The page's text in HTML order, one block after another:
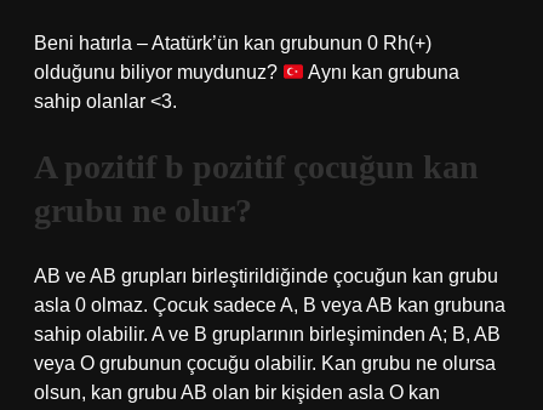
Beni hatırla – Atatürk’ün kan grubunun 0 Rh(+)
olduğunu biliyor muydunuz?
Aynı kan grubuna
sahip olanlar <3.
A pozitif b pozitif çocuğun kan
grubu ne olur?
AB ve AB grupları birleştirildiğinde çocuğun kan grubu
asla 0 olmaz. Çocuk sadece A, B veya AB kan grubuna
sahip olabilir. A ve B gruplarının birleşiminden A; B, AB
veya O grubunun çocuğu olabilir. Kan grubu ne olursa
olsun, kan grubu AB olan bir kişiden asla O kan